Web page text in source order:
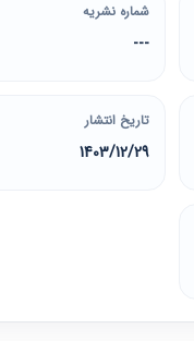
شماره نشریه
---
تاریخ انتشار
1403/12/29